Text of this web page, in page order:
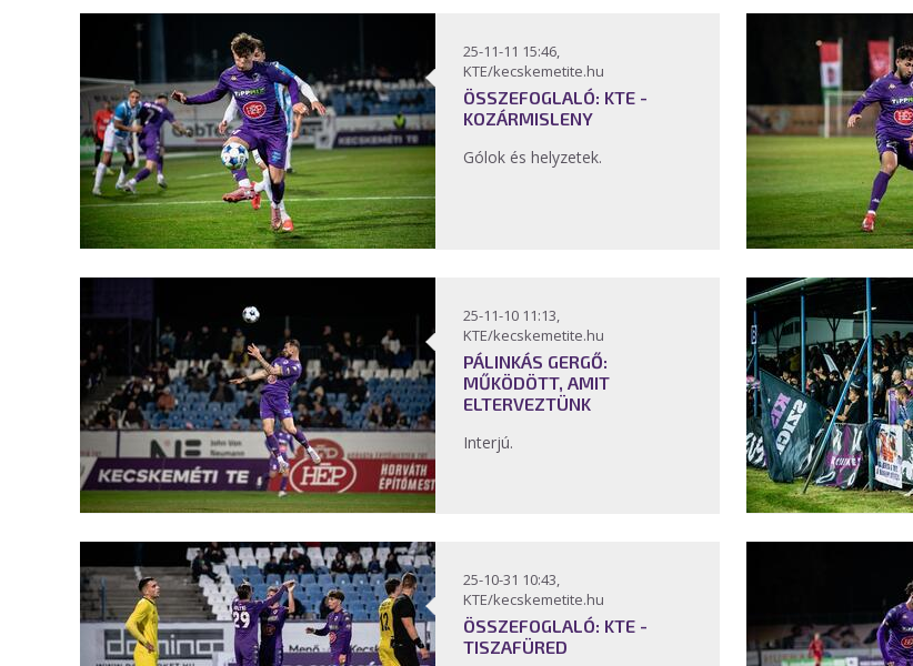
25-11-11 15:46,
KTE/kecskemetite.hu
ÖSSZEFOGLALÓ: KTE -
KOZÁRMISLENY
Gólok és helyzetek.
25-11-10 11:13,
KTE/kecskemetite.hu
PÁLINKÁS GERGŐ:
MŰKÖDÖTT, AMIT
ELTERVEZTÜNK
Interjú.
25-10-31 10:43,
KTE/kecskemetite.hu
ÖSSZEFOGLALÓ: KTE -
TISZAFÜRED